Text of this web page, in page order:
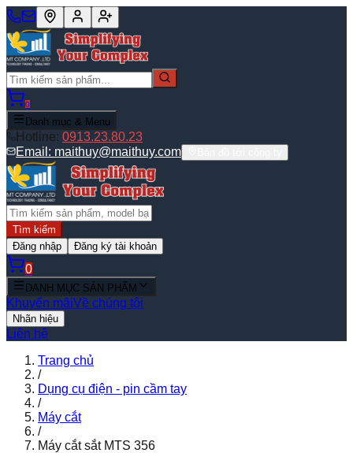
0
Danh mục & Menu
Hotline: 0913.23.80.23
Email: maithuy@maithuy.com
Tìm kiếm
Đăng nhập
Đăng ký tài khoản
0
DANH MỤC SẢN PHẨM
Khuyến mãiVề chúng tôi
Nhãn hiệu
Liên hệ
Trang chủ
/
Dụng cụ điện - pin cầm tay
/
Máy cắt
/
Máy cắt sắt MTS 356